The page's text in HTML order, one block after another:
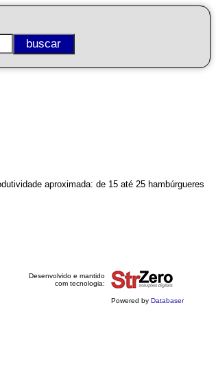
aproximada: de 15 até 25 hambúrgueres
Desenvolvido e mantido
com tecnologia:
Powered by Databaser